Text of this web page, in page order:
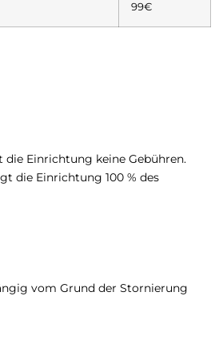
99€
Einrichtung keine Gebühren.
die Einrichtung 100 % des
vom Grund der Stornierung